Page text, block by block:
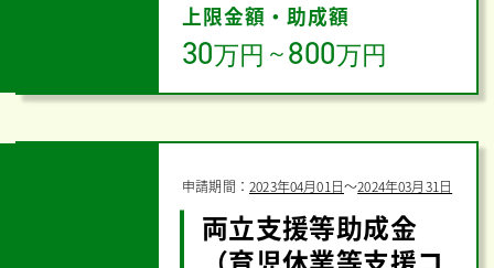
上限金額・助成額
30万円 ～800万円
申請期間：2023年04月01日〜2024年03月31日
両立支援等助成金